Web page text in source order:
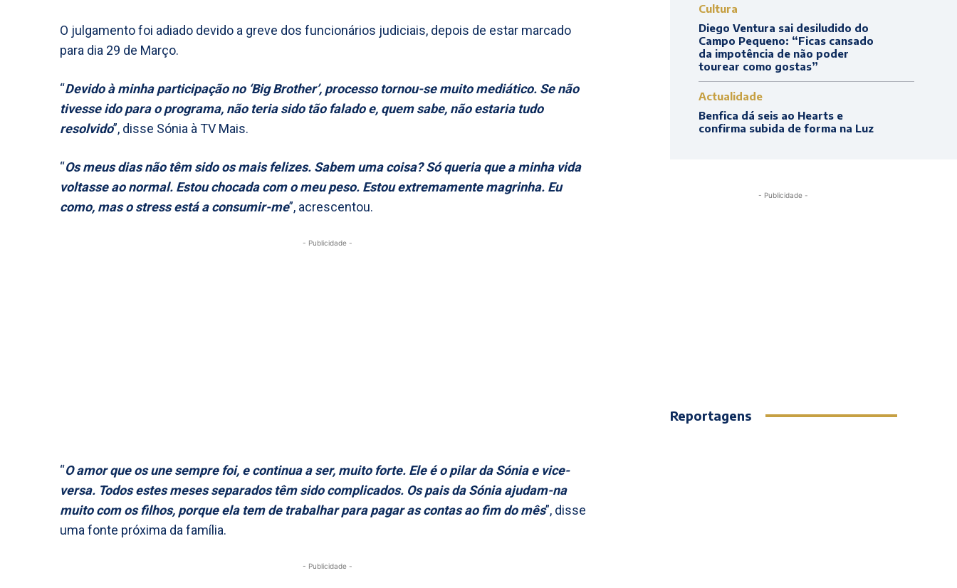
O julgamento foi adiado devido a greve dos funcionários judiciais, depois de estar marcado
para dia 29 de Março.
“Devido à minha participação no ‘Big Brother’, processo tornou-se muito mediático. Se não
tivesse ido para o programa, não teria sido tão falado e, quem sabe, não estaria tudo
resolvido”, disse Sónia à TV Mais.
“Os meus dias não têm sido os mais felizes. Sabem uma coisa? Só queria que a minha vida
voltasse ao normal. Estou chocada com o meu peso. Estou extremamente magrinha. Eu
como, mas o stress está a consumir-me”, acrescentou.
- Publicidade -
“O amor que os une sempre foi, e continua a ser, muito forte. Ele é o pilar da Sónia e vice-
versa. Todos estes meses separados têm sido complicados. Os pais da Sónia ajudam-na
muito com os filhos, porque ela tem de trabalhar para pagar as contas ao fim do mês”, disse
uma fonte próxima da família.
- Publicidade -
Cultura
Diego Ventura sai desiludido do
Campo Pequeno: “Ficas cansado
da impotência de não poder
tourear como gostas”
Actualidade
Benfica dá seis ao Hearts e
confirma subida de forma na Luz
- Publicidade -
Reportagens